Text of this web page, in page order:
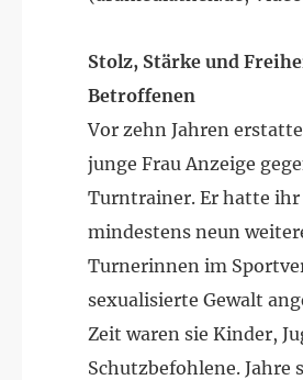
Stolz, Stärke und
Betroffenen
Vor zehn Jahren
junge Frau Anzeige
Turntrainer. Er hatte ihr
mindestens neun
Turnerinnen im
sexualisierte Gewalt
Zeit waren sie Kinder,
Schutzbefohlene. Jahre